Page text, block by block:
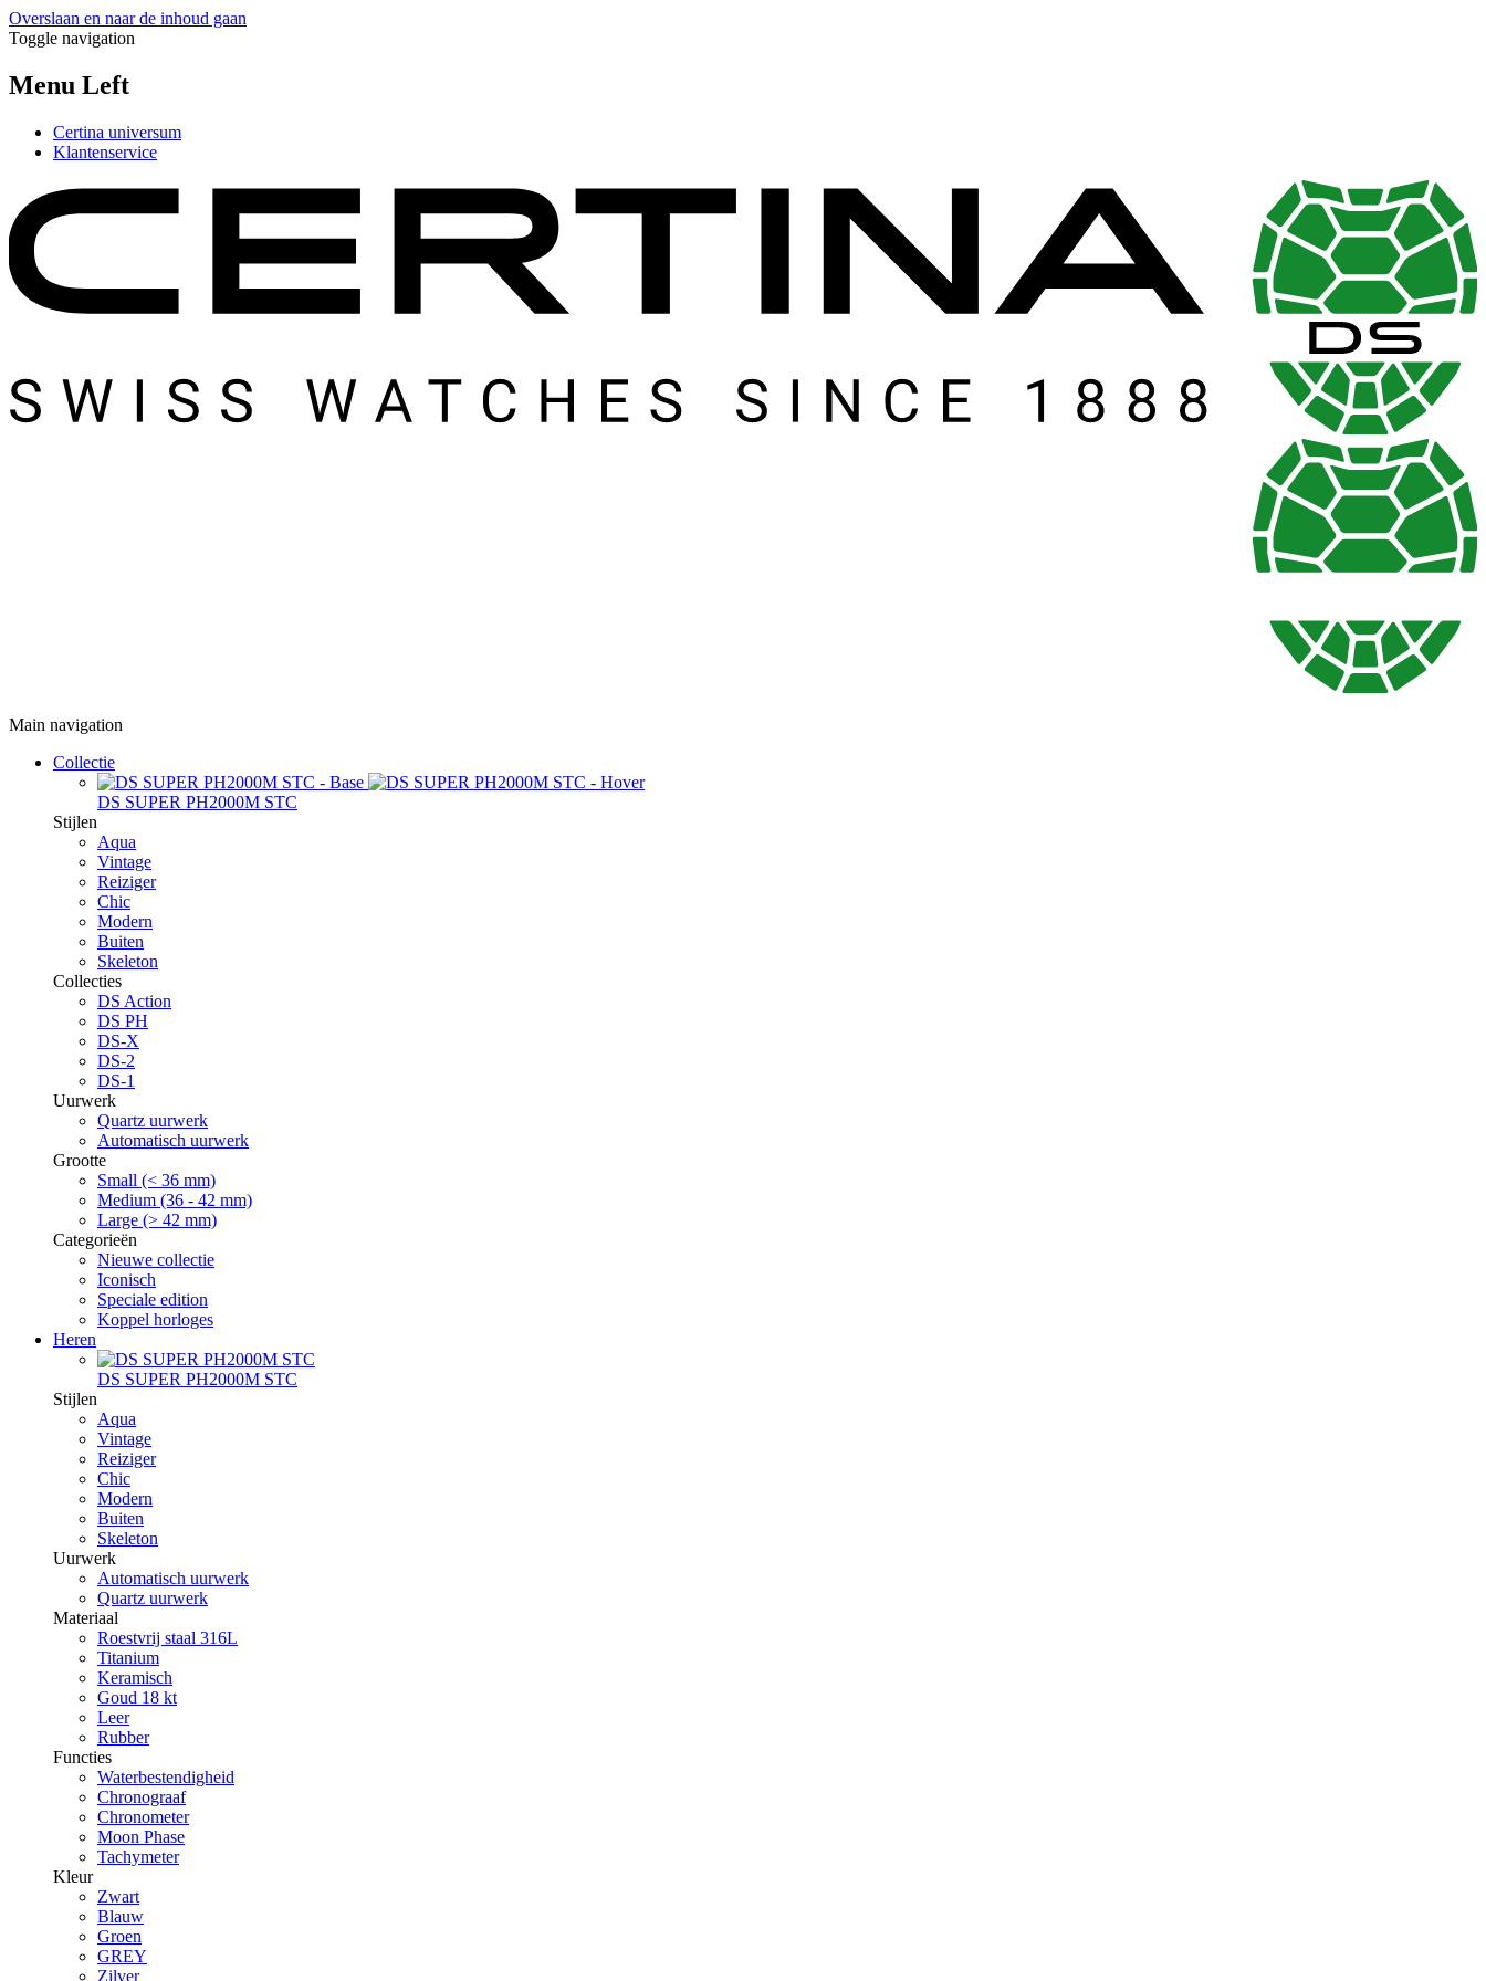
Overslaan en naar de inhoud gaan
Toggle navigation
Menu Left
Certina universum
Klantenservice
Main navigation
Collectie
DS SUPER PH2000M STC
Stijlen
Aqua
Vintage
Reiziger
Chic
Modern
Buiten
Skeleton
Collecties
DS Action
DS PH
DS-X
DS-2
DS-1
Uurwerk
Quartz uurwerk
Automatisch uurwerk
Grootte
Small (< 36 mm)
Medium (36 - 42 mm)
Large (> 42 mm)
Categorieën
Nieuwe collectie
Iconisch
Speciale edition
Koppel horloges
Heren
DS SUPER PH2000M STC
Stijlen
Aqua
Vintage
Reiziger
Chic
Modern
Buiten
Skeleton
Uurwerk
Automatisch uurwerk
Quartz uurwerk
Materiaal
Roestvrij staal 316L
Titanium
Keramisch
Goud 18 kt
Leer
Rubber
Functies
Waterbestendigheid
Chronograaf
Chronometer
Moon Phase
Tachymeter
Kleur
Zwart
Blauw
Groen
GREY
Zilver